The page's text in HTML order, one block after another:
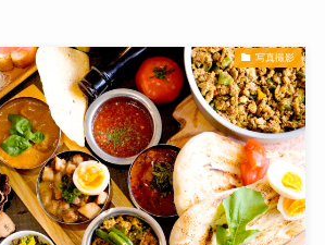
写真撮影